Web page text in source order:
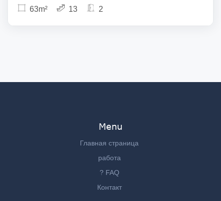
63m² 13 2
Menu
Главная страница
работа
? FAQ
Контакт